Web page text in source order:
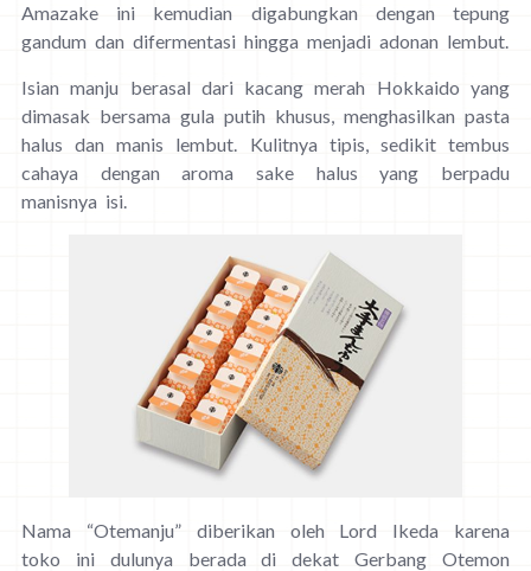
Amazake ini kemudian digabungkan dengan tepung
gandum dan difermentasi hingga menjadi adonan lembut.
Isian manju berasal dari kacang merah Hokkaido yang
dimasak bersama gula putih khusus, menghasilkan pasta
halus dan manis lembut. Kulitnya tipis, sedikit tembus
cahaya dengan aroma sake halus yang berpadu
manisnya isi.
Nama “Otemanju” diberikan oleh Lord Ikeda karena
toko ini dulunya berada di dekat Gerbang Otemon